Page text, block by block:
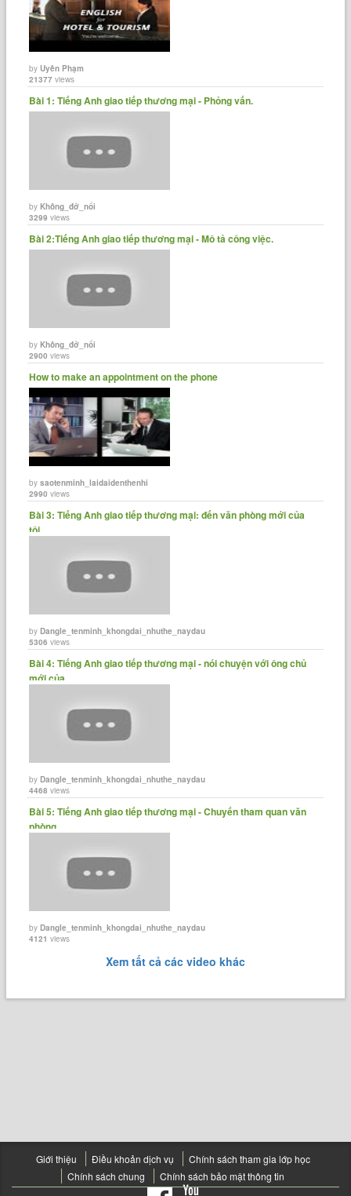
byUyên Phạm
21377 views
Bài 1: Tiếng Anh giao tiếp thương mại - Phỏng vấn.
byKhông_đở_nổi
3299 views
Bài 2:Tiếng Anh giao tiếp thương mại - Mô tả công việc.
byKhông_đở_nổi
2900 views
How to make an appointment on the phone
bysaotenminh_laidaidenthenhi
2990 views
Bài 3: Tiếng Anh giao tiếp thương mại: đến văn phòng mới của
tôi.
byDangle_tenminh_khongdai_nhuthe_naydau
5306 views
Bài 4: Tiếng Anh giao tiếp thương mại - nói chuyện với ông chủ
mới của......
byDangle_tenminh_khongdai_nhuthe_naydau
4468 views
Bài 5: Tiếng Anh giao tiếp thương mại - Chuyến tham quan văn
phòng.
byDangle_tenminh_khongdai_nhuthe_naydau
4121 views
Xem tất cả các video khác
Giới thiệu Điều khoản dịch vụ
Chính sách tham gia lớp học
Chính sách chung
Chính sách bảo mật thông tin